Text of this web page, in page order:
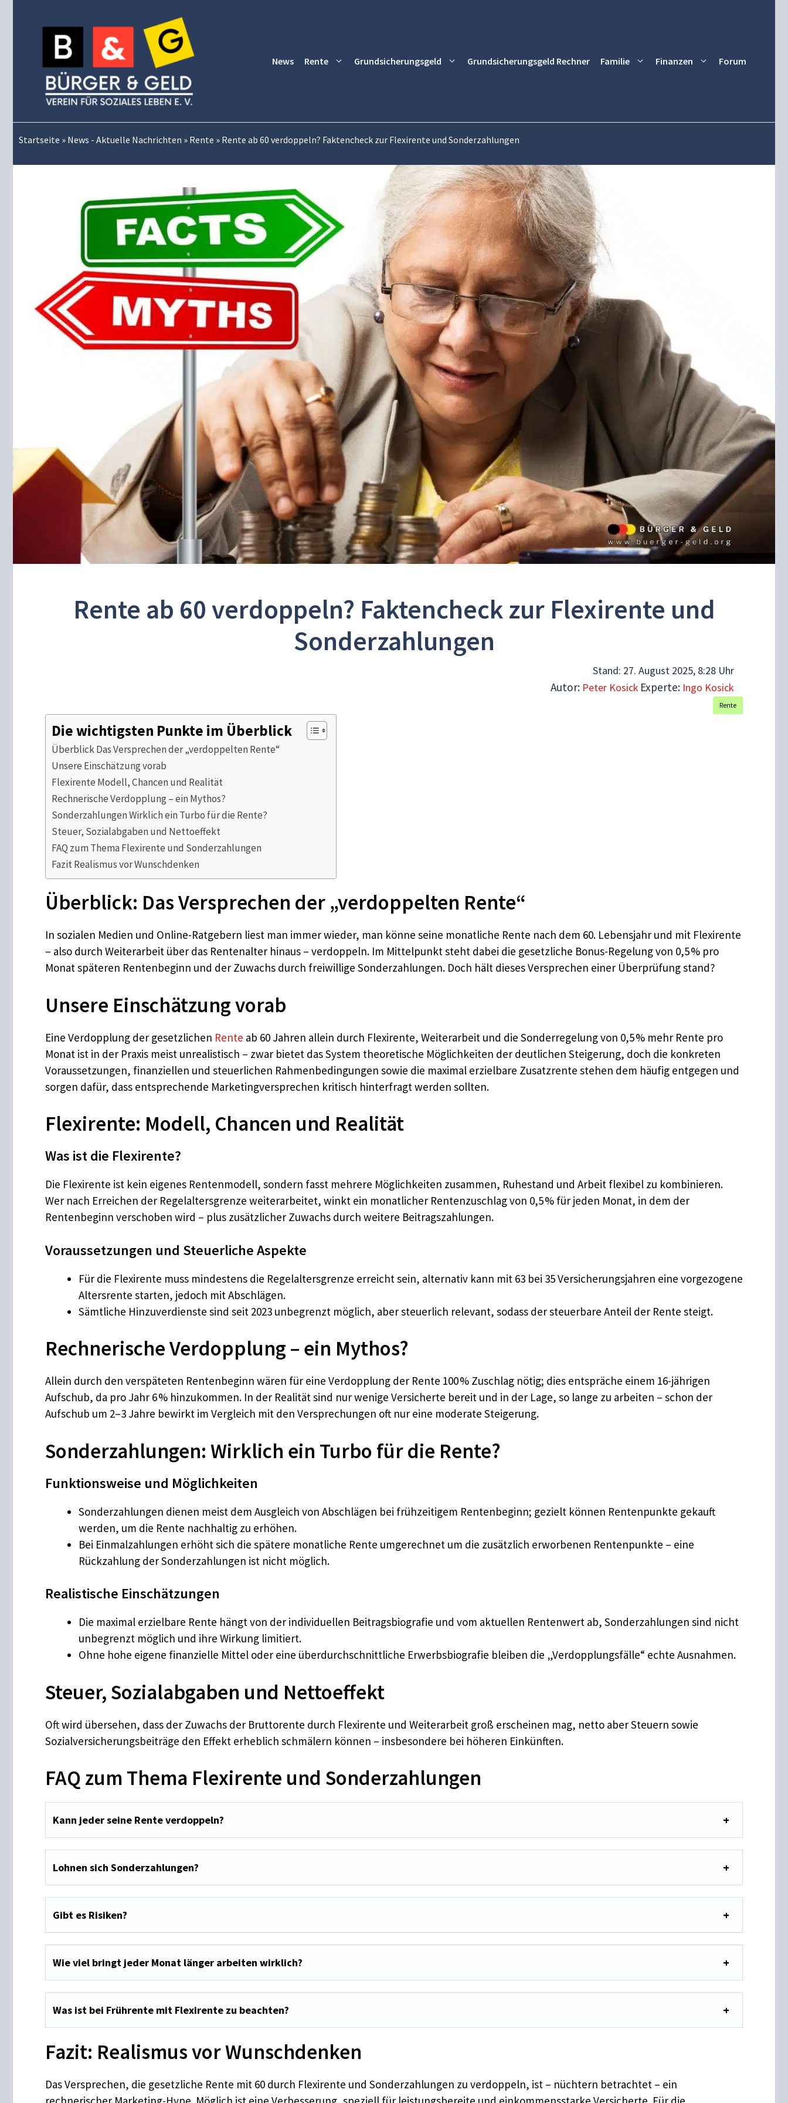
News Rente Grundsicherungsgeld Grundsicherungsgeld Rechner Familie Finanzen Forum
Startseite » News - Aktuelle Nachrichten » Rente » Rente ab 60 verdoppeln? Faktencheck zur Flexirente und Sonderzahlungen
Rente ab 60 verdoppeln? Faktencheck zur Flexirente und
Sonderzahlungen
Stand: 27. August 2025, 8:28 Uhr
Autor: Peter Kosick Experte: Ingo Kosick
Rente
Die wichtigsten Punkte im Überblick
Überblick Das Versprechen der „verdoppelten Rente“
Unsere Einschätzung vorab
Flexirente Modell, Chancen und Realität
Rechnerische Verdopplung – ein Mythos?
Sonderzahlungen Wirklich ein Turbo für die Rente?
Steuer, Sozialabgaben und Nettoeffekt
FAQ zum Thema Flexirente und Sonderzahlungen
Fazit Realismus vor Wunschdenken
Überblick: Das Versprechen der „verdoppelten Rente“
In sozialen Medien und Online-Ratgebern liest man immer wieder, man könne seine monatliche Rente nach dem 60. Lebensjahr und mit Flexirente
– also durch Weiterarbeit über das Rentenalter hinaus – verdoppeln. Im Mittelpunkt steht dabei die gesetzliche Bonus-Regelung von 0,5 % pro
Monat späteren Rentenbeginn und der Zuwachs durch freiwillige Sonderzahlungen. Doch hält dieses Versprechen einer Überprüfung stand?
Unsere Einschätzung vorab
Eine Verdopplung der gesetzlichen Rente ab 60 Jahren allein durch Flexirente, Weiterarbeit und die Sonderregelung von 0,5 % mehr Rente pro
Monat ist in der Praxis meist unrealistisch – zwar bietet das System theoretische Möglichkeiten der deutlichen Steigerung, doch die konkreten
Voraussetzungen, finanziellen und steuerlichen Rahmenbedingungen sowie die maximal erzielbare Zusatzrente stehen dem häufig entgegen und
sorgen dafür, dass entsprechende Marketingversprechen kritisch hinterfragt werden sollten.
Flexirente: Modell, Chancen und Realität
Was ist die Flexirente?
Die Flexirente ist kein eigenes Rentenmodell, sondern fasst mehrere Möglichkeiten zusammen, Ruhestand und Arbeit flexibel zu kombinieren.
Wer nach Erreichen der Regelaltersgrenze weiterarbeitet, winkt ein monatlicher Rentenzuschlag von 0,5 % für jeden Monat, in dem der
Rentenbeginn verschoben wird – plus zusätzlicher Zuwachs durch weitere Beitragszahlungen.
Voraussetzungen und Steuerliche Aspekte
Für die Flexirente muss mindestens die Regelaltersgrenze erreicht sein, alternativ kann mit 63 bei 35 Versicherungsjahren eine vorgezogene
Altersrente starten, jedoch mit Abschlägen.
Sämtliche Hinzuverdienste sind seit 2023 unbegrenzt möglich, aber steuerlich relevant, sodass der steuerbare Anteil der Rente steigt.
Rechnerische Verdopplung – ein Mythos?
Allein durch den verspäteten Rentenbeginn wären für eine Verdopplung der Rente 100 % Zuschlag nötig; dies entspräche einem 16-jährigen
Aufschub, da pro Jahr 6 % hinzukommen. In der Realität sind nur wenige Versicherte bereit und in der Lage, so lange zu arbeiten – schon der
Aufschub um 2–3 Jahre bewirkt im Vergleich mit den Versprechungen oft nur eine moderate Steigerung.
Sonderzahlungen: Wirklich ein Turbo für die Rente?
Funktionsweise und Möglichkeiten
Sonderzahlungen dienen meist dem Ausgleich von Abschlägen bei frühzeitigem Rentenbeginn; gezielt können Rentenpunkte gekauft
werden, um die Rente nachhaltig zu erhöhen.
Bei Einmalzahlungen erhöht sich die spätere monatliche Rente umgerechnet um die zusätzlich erworbenen Rentenpunkte – eine
Rückzahlung der Sonderzahlungen ist nicht möglich.
Realistische Einschätzungen
Die maximal erzielbare Rente hängt von der individuellen Beitragsbiografie und vom aktuellen Rentenwert ab, Sonderzahlungen sind nicht
unbegrenzt möglich und ihre Wirkung limitiert.
Ohne hohe eigene finanzielle Mittel oder eine überdurchschnittliche Erwerbsbiografie bleiben die „Verdopplungsfälle“ echte Ausnahmen.
Steuer, Sozialabgaben und Nettoeffekt
Oft wird übersehen, dass der Zuwachs der Bruttorente durch Flexirente und Weiterarbeit groß erscheinen mag, netto aber Steuern sowie
Sozialversicherungsbeiträge den Effekt erheblich schmälern können – insbesondere bei höheren Einkünften.
FAQ zum Thema Flexirente und Sonderzahlungen
Kann jeder seine Rente verdoppeln?
Lohnen sich Sonderzahlungen?
Gibt es Risiken?
Wie viel bringt jeder Monat länger arbeiten wirklich?
Was ist bei Frührente mit Flexirente zu beachten?
Fazit: Realismus vor Wunschdenken
Das Versprechen, die gesetzliche Rente mit 60 durch Flexirente und Sonderzahlungen zu verdoppeln, ist – nüchtern betrachtet – ein